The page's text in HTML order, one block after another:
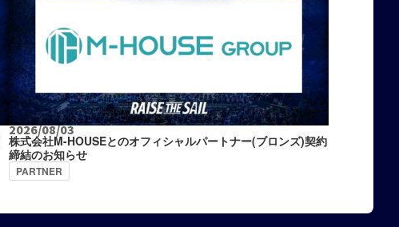
2026/08/03
株式会社M-HOUSEとのオフィシャルパートナー(ブロンズ)契約
締結のお知らせ
PARTNER